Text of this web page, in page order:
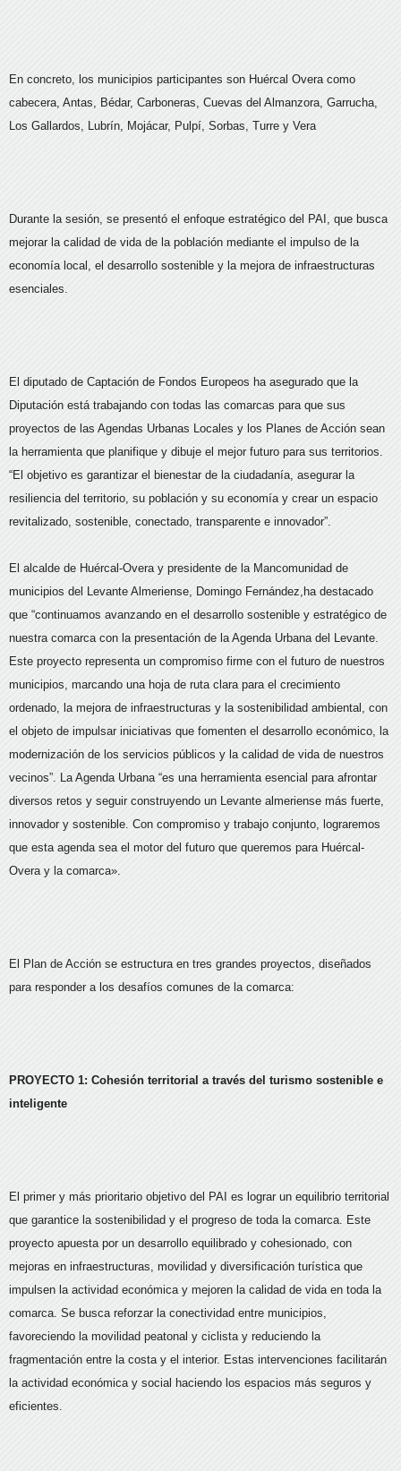
En concreto, los municipios participantes son Huércal Overa como
cabecera, Antas, Bédar, Carboneras, Cuevas del Almanzora, Garrucha,
Los Gallardos, Lubrín, Mojácar, Pulpí, Sorbas, Turre y Vera
Durante la sesión, se presentó el enfoque estratégico del PAI, que busca
mejorar la calidad de vida de la población mediante el impulso de la
economía local, el desarrollo sostenible y la mejora de infraestructuras
esenciales.
El diputado de Captación de Fondos Europeos ha asegurado que la
Diputación está trabajando con todas las comarcas para que sus
proyectos de las Agendas Urbanas Locales y los Planes de Acción sean
la herramienta que planifique y dibuje el mejor futuro para sus territorios.
“El objetivo es garantizar el bienestar de la ciudadanía, asegurar la
resiliencia del territorio, su población y su economía y crear un espacio
revitalizado, sostenible, conectado, transparente e innovador”.
El alcalde de Huércal-Overa y presidente de la Mancomunidad de
municipios del Levante Almeriense, Domingo Fernández,ha destacado
que “continuamos avanzando en el desarrollo sostenible y estratégico de
nuestra comarca con la presentación de la Agenda Urbana del Levante.
Este proyecto representa un compromiso firme con el futuro de nuestros
municipios, marcando una hoja de ruta clara para el crecimiento
ordenado, la mejora de infraestructuras y la sostenibilidad ambiental, con
el objeto de impulsar iniciativas que fomenten el desarrollo económico, la
modernización de los servicios públicos y la calidad de vida de nuestros
vecinos”. La Agenda Urbana “es una herramienta esencial para afrontar
diversos retos y seguir construyendo un Levante almeriense más fuerte,
innovador y sostenible. Con compromiso y trabajo conjunto, lograremos
que esta agenda sea el motor del futuro que queremos para Huércal-
Overa y la comarca».
El Plan de Acción se estructura en tres grandes proyectos, diseñados
para responder a los desafíos comunes de la comarca:
PROYECTO 1: Cohesión territorial a través del turismo sostenible e
inteligente
El primer y más prioritario objetivo del PAI es lograr un equilibrio territorial
que garantice la sostenibilidad y el progreso de toda la comarca. Este
proyecto apuesta por un desarrollo equilibrado y cohesionado, con
mejoras en infraestructuras, movilidad y diversificación turística que
impulsen la actividad económica y mejoren la calidad de vida en toda la
comarca. Se busca reforzar la conectividad entre municipios,
favoreciendo la movilidad peatonal y ciclista y reduciendo la
fragmentación entre la costa y el interior. Estas intervenciones facilitarán
la actividad económica y social haciendo los espacios más seguros y
eficientes.